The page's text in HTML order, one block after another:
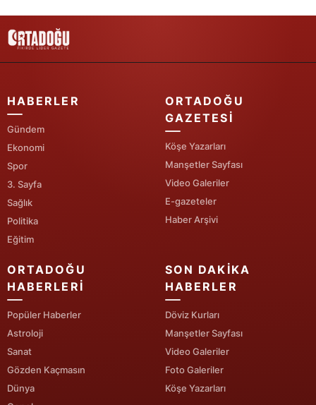
Ardahan
Yalova
Karabük
Osmaniye
HABERLER
Gündem
Ekonomi
Spor
3. Sayfa
Sağlık
Politika
Eğitim
ORTADOĞU
GAZETESI
Köşe Yazarları
Manşetler Sayfası
Video Galeriler
E-gazeteler
Haber Arşivi
ORTADOĞU
HABERLERI
Popüler Haberler
Astroloji
Sanat
Gözden Kaçmasın
Dünya
SON DAKIKA
HABERLER
Döviz Kurları
Manşetler Sayfası
Video Galeriler
Foto Galeriler
Köşe Yazarları